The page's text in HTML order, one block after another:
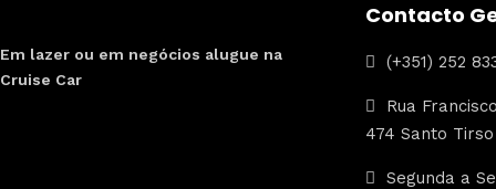
Em lazer ou em negócios alugue na
Cruise Car
Contacto
(+351) 252
Rua
474 Santo Tirso
Segunda a